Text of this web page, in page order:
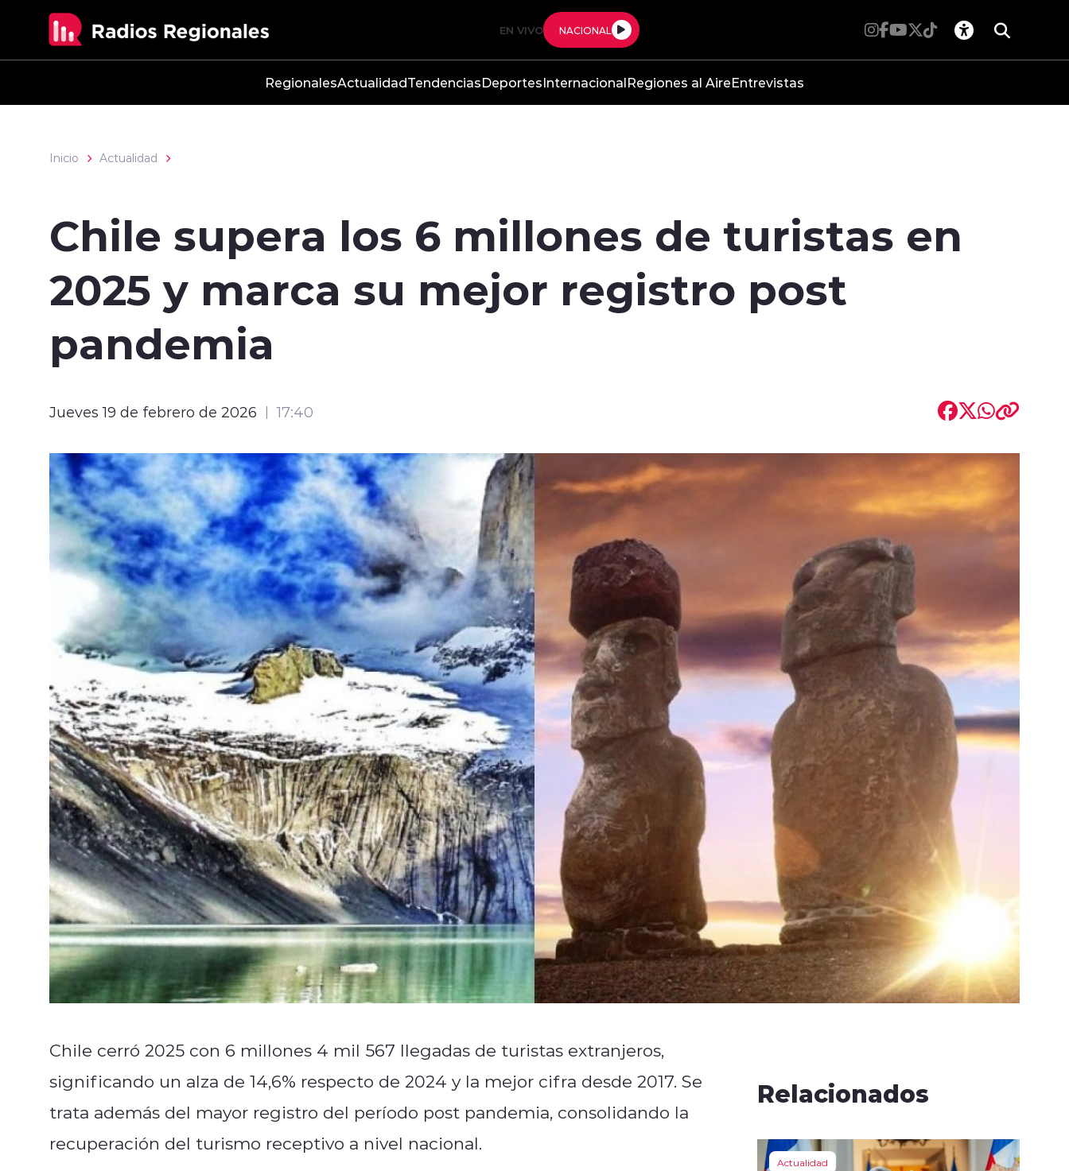
EN VIVO NACIONAL
RegionalesActualidadTendenciasDeportesInternacionalRegiones al AireEntrevistas
Inicio Actualidad
Chile supera los 6 millones de turistas en
2025 y marca su mejor registro post
pandemia
Jueves 19 de febrero de 2026 17:40
Chile cerró 2025 con 6 millones 4 mil 567 llegadas de turistas extranjeros,
significando un alza de 14,6% respecto de 2024 y la mejor cifra desde 2017. Se
trata además del mayor registro del período post pandemia, consolidando la
recuperación del turismo receptivo a nivel nacional.
Relacionados
Actualidad